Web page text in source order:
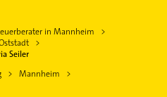
in Mannheim
Seiler
Mannheim